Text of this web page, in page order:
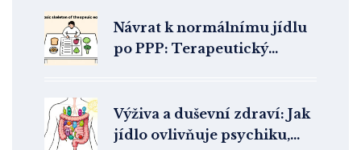
Návrat k normálnímu jídlu
po PPP: Terapeutický
Výživa a duševní zdraví: Jak
jídlo ovlivňuje psychiku,